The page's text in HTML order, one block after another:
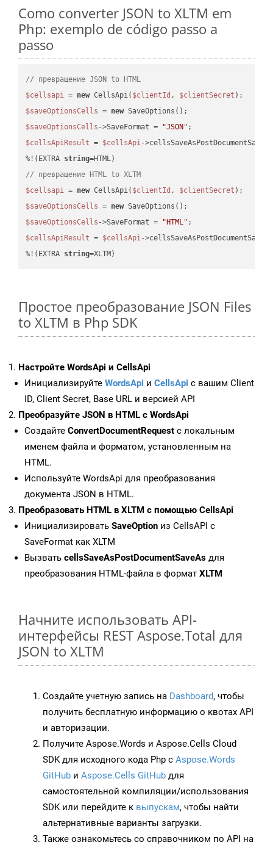
Como converter JSON to XLTM em
Php: exemplo de código passo a
passo
// превращение JSON to HTML
$cellsapi = new CellsApi( $clientId , $clientSecret
$saveOptionsCells = new
$saveOptionsCells ->SaveFormat = "JSON"
$cellsApiResult = $cellsApi-
%!(EXTRA string
// превращение HTML to XLTM
$cellsapi = new CellsApi( $clientId , $clientSecret
$saveOptionsCells = new
$saveOptionsCells ->SaveFormat = "HTML"
$cellsApiResult = $cellsApi-
%!(EXTRA string=XLTM)
Простое преобразование JSON Files
to XLTM в Php SDK
Настройте WordsApi и CellsApi
Инициализируйте WordsApi и CellsApi с вашим Client
ID, Client Secret, Base URL и версией API
Преобразуйте JSON в HTML с WordsApi
Создайте ConvertDocumentRequest с локальным
именем файла и форматом, установленным на
HTML.
Используйте WordsApi для преобразования
документа JSON в HTML.
Преобразовать HTML в XLTM с помощью CellsApi
Инициализировать SaveOption из CellsAPI с
SaveFormat как XLTM
Вызвать cellsSaveAsPostDocumentSaveAs для
преобразования HTML-файла в формат XLTM
Начните использовать API-
интерфейсы REST Aspose.Total для
JSON to XLTM
Создайте учетную запись на Dashboard, чтобы
получить бесплатную информацию о квотах API
и авторизации.
Получите Aspose.Words и Aspose.Cells Cloud
SDK для исходного кода Php с Aspose.Words
GitHub и Aspose.Cells GitHub для
самостоятельной компиляции/использования
SDK или перейдите к выпускам, чтобы найти
альтернативные варианты загрузки.
Также ознакомьтесь со справочником по API на